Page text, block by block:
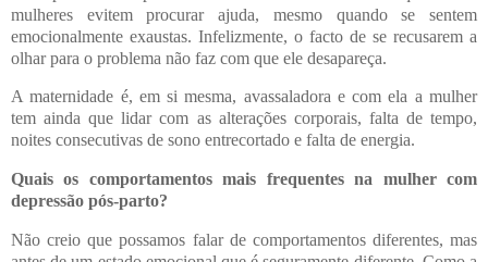
mulheres evitem procurar ajuda, mesmo quando se sentem
emocionalmente exaustas. Infelizmente, o facto de se recusarem a
olhar para o problema não faz com que ele desapareça.
A maternidade é, em si mesma, avassaladora e com ela a mulher
tem ainda que lidar com as alterações corporais, falta de tempo,
noites consecutivas de sono entrecortado e falta de energia.
Quais os comportamentos mais frequentes na mulher com
depressão pós-parto?
Não creio que possamos falar de comportamentos diferentes, mas